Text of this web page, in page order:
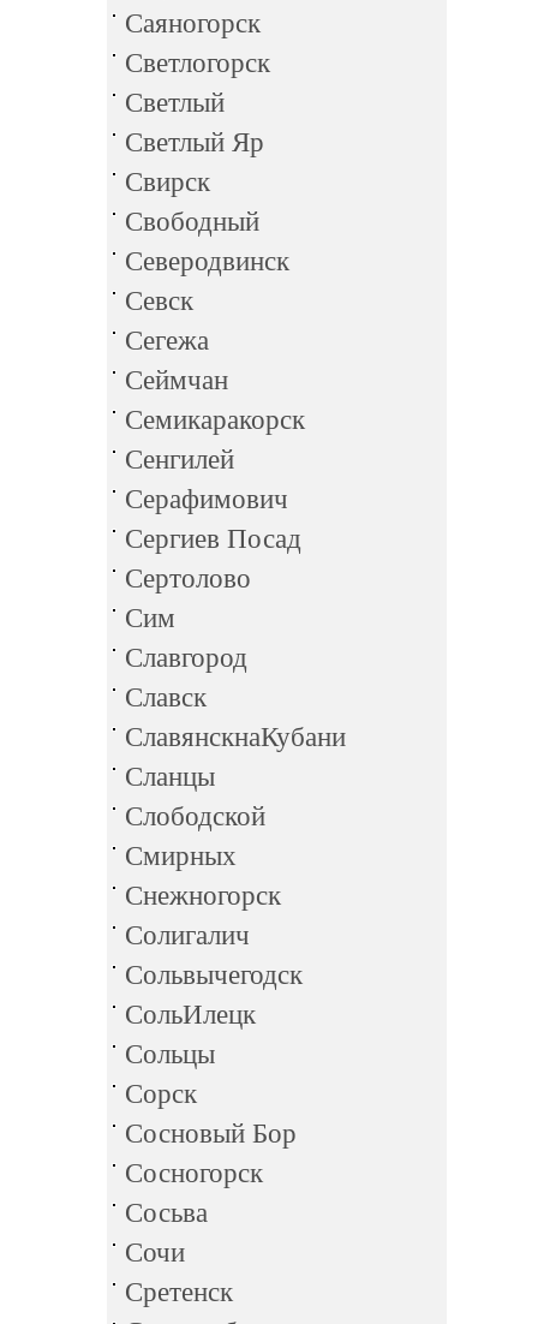
Саяногорск
Светлогорск
Светлый
Светлый Яр
Свирск
Свободный
Северодвинск
Севск
Сегежа
Сеймчан
Семикаракорск
Сенгилей
Серафимович
Сергиев Посад
Сертолово
Сим
Славгород
Славск
СлавянскнаКубани
Сланцы
Слободской
Смирных
Снежногорск
Солигалич
Сольвычегодск
СольИлецк
Сольцы
Сорск
Сосновый Бор
Сосногорск
Сосьва
Сочи
Сретенск